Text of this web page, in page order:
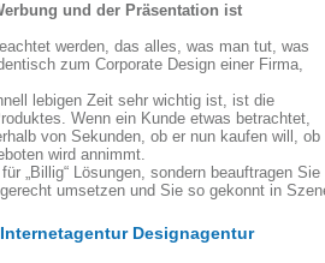
und der Präsentation ist
werden, das alles, was man tut, was
zum Corporate Design einer Firma,
lebigen Zeit sehr wichtig ist, ist die
Wenn ein Kunde etwas betrachtet,
von Sekunden, ob er nun kaufen will, ob
wird annimmt.
„Billig“ Lösungen, sondern beauftragen Sie
umsetzen und Sie so gekonnt in
Designagentur